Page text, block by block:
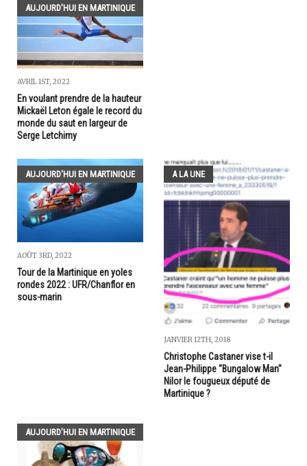
AUJOURD'HUI EN MARTINIQUE
AVRIL 1ST, 2022
En voulant prendre de la hauteur
Mickaël Leton égale le record du
monde du saut en largeur de
Serge Letchimy
AUJOURD'HUI EN MARTINIQUE
AOÛT 3RD, 2022
Tour de la Martinique en yoles
rondes 2022 : UFR/Chanflor en
sous-marin
A LA UNE
JANVIER 12TH, 2018
Christophe Castaner vise t-il
Jean-Philippe "Bungalow Man"
Nilor le fougueux député de
Martinique ?
AUJOURD'HUI EN MARTINIQUE